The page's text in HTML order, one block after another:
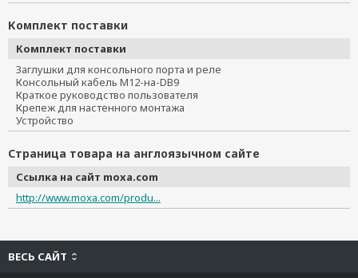
Комплект поставки
Комплект поставки
Заглушки для консольного порта и реле
Консольный кабель M12-на-DB9
Краткое руководство пользователя
Крепеж для настенного монтажа
Устройство
Страница товара на англоязычном сайте
Ссылка на сайт moxa.com
http://www.moxa.com/produ...
ВЕСЬ САЙТ